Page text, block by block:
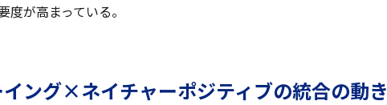
度が高まっている。
ング×ネイチャーポジティブの統合の動き